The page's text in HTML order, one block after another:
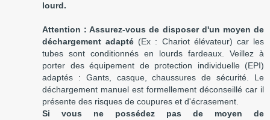
lourd.
Attention : Assurez-vous de disposer d'un moyen de
déchargement adapté (Ex : Chariot élévateur) car les
tubes sont conditionnés en lourds fardeaux. Veillez à
porter des équipement de protection individuelle (EPI)
adaptés : Gants, casque, chaussures de sécurité. Le
déchargement manuel est formellement déconseillé car il
présente des risques de coupures et d'écrasement.
Si vous ne possédez pas de moyen de